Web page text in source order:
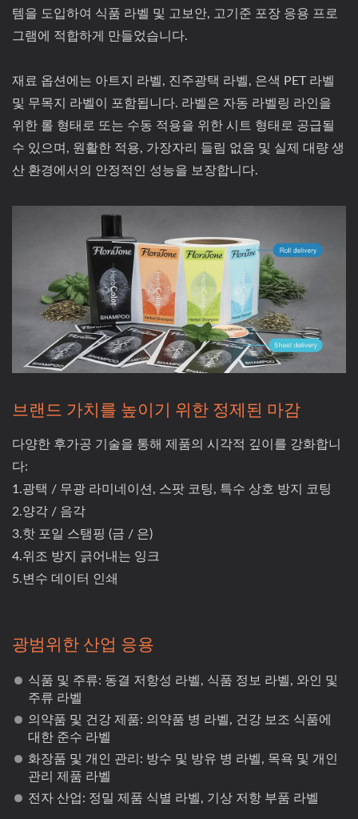
템을 도입하여 식품 라벨 및 고보안, 고기준 포장 응용 프로
그램에 적합하게 만들었습니다.
재료 옵션에는 아트지 라벨, 진주광택 라벨, 은색 PET 라벨
및 무목지 라벨이 포함됩니다. 라벨은 자동 라벨링 라인을
위한 롤 형태로 또는 수동 적용을 위한 시트 형태로 공급될
수 있으며, 원활한 적용, 가장자리 들림 없음 및 실제 대량 생
산 환경에서의 안정적인 성능을 보장합니다.
브랜드 가치를 높이기 위한 정제된 마감
다양한 후가공 기술을 통해 제품의 시각적 깊이를 강화합니
다:
1.광택 / 무광 라미네이션, 스팟 코팅, 특수 상호 방지 코팅
2.양각 / 음각
3.핫 포일 스탬핑 (금 / 은)
4.위조 방지 긁어내는 잉크
5.변수 데이터 인쇄
광범위한 산업 응용
식품 및 주류: 동결 저항성 라벨, 식품 정보 라벨, 와인 및
주류 라벨
의약품 및 건강 제품: 의약품 병 라벨, 건강 보조 식품에
대한 준수 라벨
화장품 및 개인 관리: 방수 및 방유 병 라벨, 목욕 및 개인
관리 제품 라벨
전자 산업: 정밀 제품 식별 라벨, 기상 저항 부품 라벨